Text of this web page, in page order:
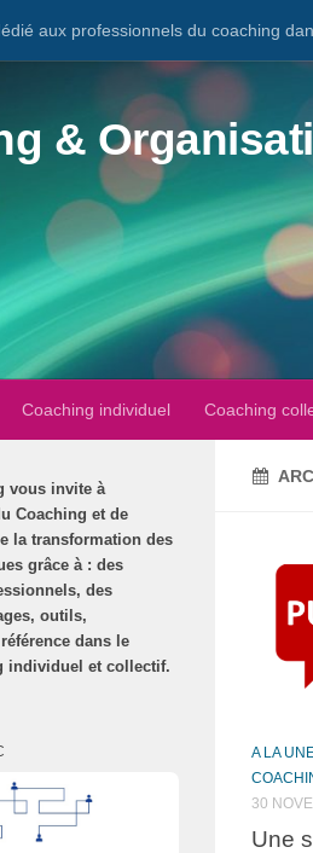
aux professionnels du coaching
&
Coaching individuel Coaching
A LA
30
Une
vous invite à
Coaching et de
la transformation des
grâce à : des
des
outils,
dans le
individuel et collectif.